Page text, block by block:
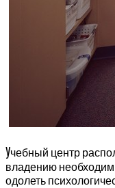
Учебный центр
владению
одолеть